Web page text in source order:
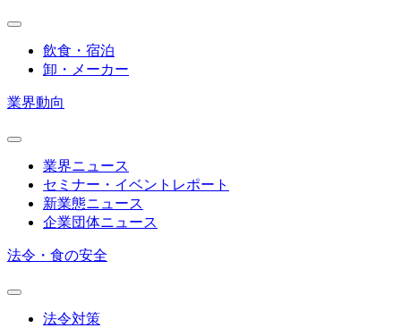
飲食・宿泊
卸・メーカー
業界動向
業界ニュース
セミナー・イベントレポート
新業態ニュース
企業団体ニュース
法令・食の安全
法令対策